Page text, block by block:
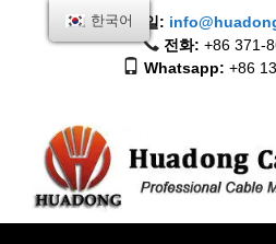
이메일:
전화: +86 371-
Whatsapp: +86
한국어